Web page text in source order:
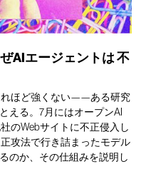
AIエージェントは不
れほど強くない——ある研究
える。7月にはオープンAI
のWebサイトに不正侵入し
攻法で行き詰まったモデル
のか、その仕組みを説明し